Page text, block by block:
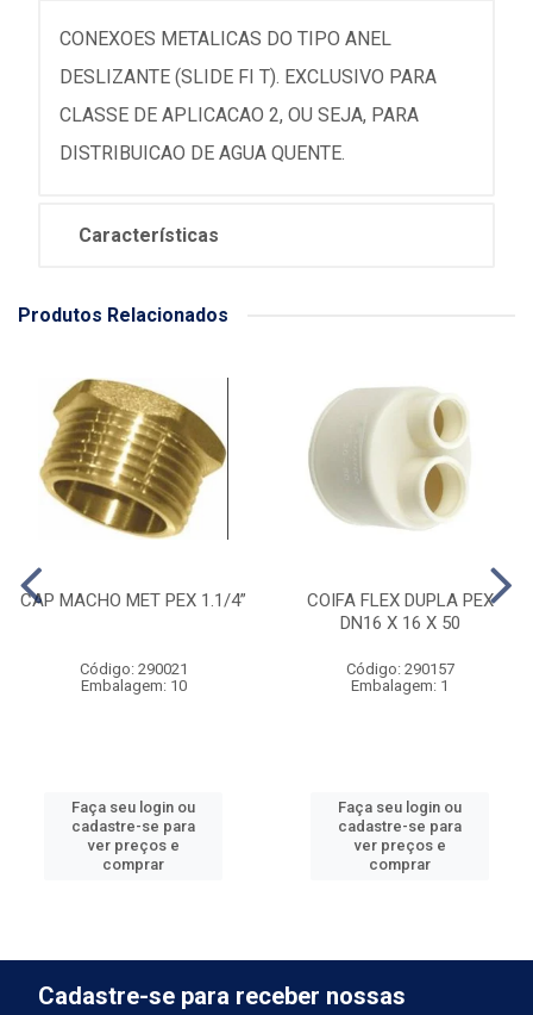
CONEXOES METALICAS DO TIPO ANEL
DESLIZANTE (SLIDE FI T). EXCLUSIVO PARA
CLASSE DE APLICACAO 2, OU SEJA, PARA
DISTRIBUICAO DE AGUA QUENTE.
Características
Produtos Relacionados
CAP MACHO MET PEX 1.1/4”
Código: 290021
Embalagem: 10
Faça seu login ou
cadastre-se para
ver preços e
comprar
COIFA FLEX DUPLA PEX
DN16 X 16 X 50
Código: 290157
Embalagem: 1
Faça seu login ou
cadastre-se para
ver preços e
comprar
Cadastre-se para receber nossas